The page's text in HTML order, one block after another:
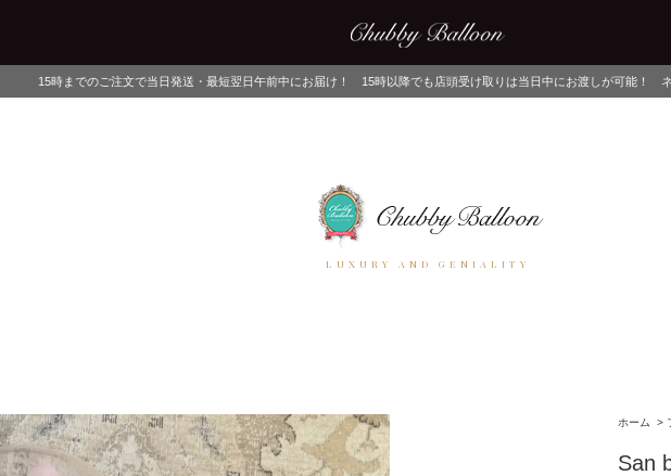
日発送・最短翌日午前中にお届け！ 15時以降でも店頭受け取りは当日中にお渡しが可能！ ネットでご注文後、店舗で
LUXURY AND GENIALITY
ホーム >
San